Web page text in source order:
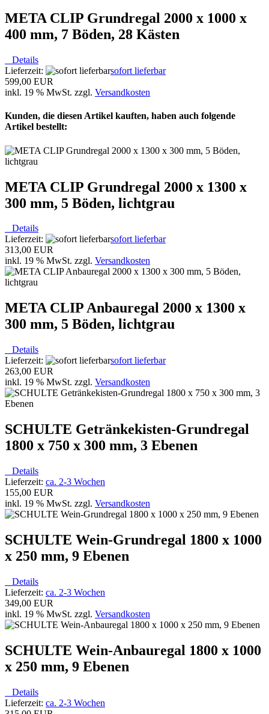
META CLIP Grundregal 2000 x 1000 x
400 mm, 7 Böden, 28 Kästen
Details
Lieferzeit:
sofort lieferbar
599,00 EUR
inkl. 19 % MwSt. zzgl. Versandkosten
Kunden, die diesen Artikel kauften, haben auch folgende
Artikel bestellt:
META CLIP Grundregal 2000 x 1300 x
300 mm, 5 Böden, lichtgrau
Details
Lieferzeit:
sofort lieferbar
313,00 EUR
inkl. 19 % MwSt. zzgl. Versandkosten
META CLIP Anbauregal 2000 x 1300 x
300 mm, 5 Böden, lichtgrau
Details
Lieferzeit:
sofort lieferbar
263,00 EUR
inkl. 19 % MwSt. zzgl. Versandkosten
SCHULTE Getränkekisten-Grundregal
1800 x 750 x 300 mm, 3 Ebenen
Details
Lieferzeit: ca. 2-3 Wochen
155,00 EUR
inkl. 19 % MwSt. zzgl. Versandkosten
SCHULTE Wein-Grundregal 1800 x 1000
x 250 mm, 9 Ebenen
Details
Lieferzeit: ca. 2-3 Wochen
349,00 EUR
inkl. 19 % MwSt. zzgl. Versandkosten
SCHULTE Wein-Anbauregal 1800 x 1000
x 250 mm, 9 Ebenen
Details
Lieferzeit: ca. 2-3 Wochen